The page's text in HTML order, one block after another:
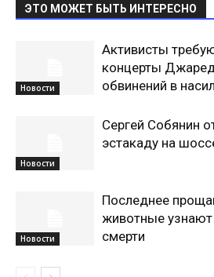
ЭТО МОЖЕТ БЫТЬ ИНТЕРЕСНО
Новости
Активисты
концерты
обвинений в
Новости
Сергей Собянин
эстакаду на
Новости
Последнее
животные узнают
смерти